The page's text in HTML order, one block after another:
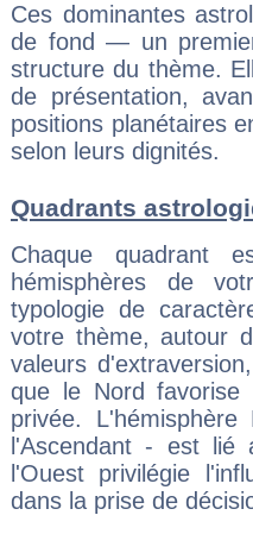
Ces dominantes
de fond — un
structure du thème.
de présentation,
positions planétaires
selon leurs dignités.
Quadrants
Chaque quadrant
hémisphères de
typologie de
votre thème, autour
valeurs
que le Nord favorise
privée.
l'Ascendant - est
l'Ouest privilégie
dans la prise de